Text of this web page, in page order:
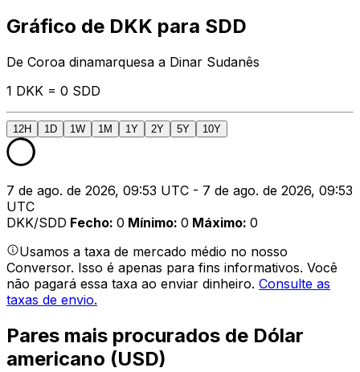
Gráfico de DKK para SDD
De Coroa dinamarquesa a Dinar Sudanês
1 DKK = 0 SDD
12H 1D 1W 1M 1Y 2Y 5Y 10Y
7 de ago. de 2026, 09:53 UTC - 7 de ago. de 2026, 09:53
UTC
DKK/SDD Fecho: 0 Mínimo: 0 Máximo: 0
Usamos a taxa de mercado médio no nosso
Conversor. Isso é apenas para fins informativos. Você
não pagará essa taxa ao enviar dinheiro. Consulte as
taxas de envio.
Pares mais procurados de Dólar
americano (USD)